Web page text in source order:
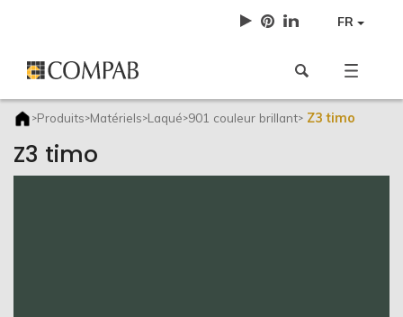
FR
>Produits>Matériels>Laqué>901 couleur brillant> Z3 timo
Z3 timo